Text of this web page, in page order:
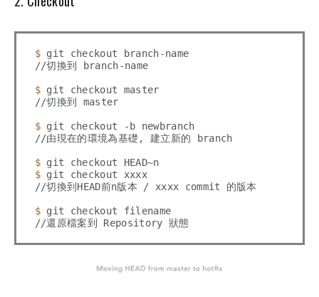
$ git checkout branch-name
//切換到 branch-name
$ git checkout master
//切換到 master
$ git checkout -b newbranch
//由現在的環境為基礎, 建立新的 branch
$
$ git checkout xxxx
//切換到HEAD前n版本 / xxxx commit 的版本
$ git checkout filename